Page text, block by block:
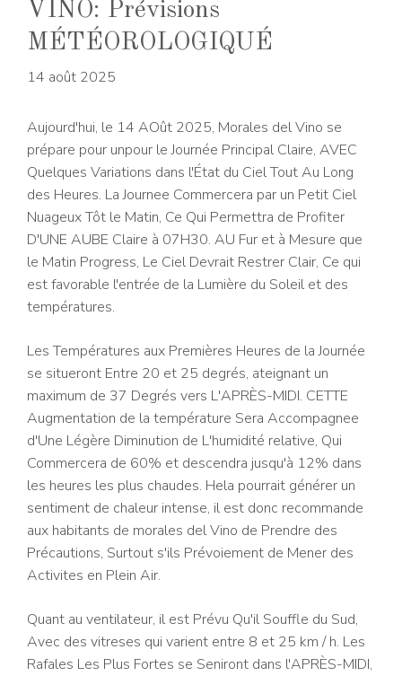
VINO: Prévisions
MÉTÉOROLOGIQUÉ
14 août 2025
Aujourd'hui, le 14 AOût 2025, Morales del Vino se
prépare pour unpour le Journée Principal Claire, AVEC
Quelques Variations dans l'État du Ciel Tout Au Long
des Heures. La Journee Commercera par un Petit Ciel
Nuageux Tôt le Matin, Ce Qui Permettra de Profiter
D'UNE AUBE Claire à 07H30. AU Fur et à Mesure que
le Matin Progress, Le Ciel Devrait Restrer Clair, Ce qui
est favorable l'entrée de la Lumière du Soleil et des
températures.
Les Températures aux Premières Heures de la Journée
se situeront Entre 20 et 25 degrés, ateignant un
maximum de 37 Degrés vers L'APRÈS-MIDI. CETTE
Augmentation de la température Sera Accompagnee
d'Une Légère Diminution de L'humidité relative, Qui
Commercera de 60% et descendra jusqu'à 12% dans
les heures les plus chaudes. Hela pourrait générer un
sentiment de chaleur intense, il est donc recommande
aux habitants de morales del Vino de Prendre des
Précautions, Surtout s'ils Prévoiement de Mener des
Activites en Plein Air.
Quant au ventilateur, il est Prévu Qu'il Souffle du Sud,
Avec des vitreses qui varient entre 8 et 25 km / h. Les
Rafales Les Plus Fortes se Seniront dans l'APRÈS-MIDI,